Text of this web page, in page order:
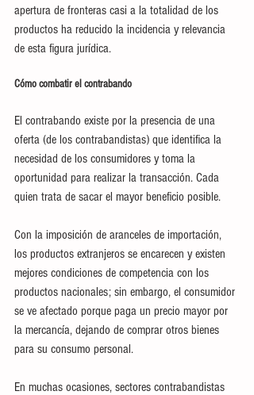
apertura de fronteras casi a la totalidad de los
productos ha reducido la incidencia y relevancia
de esta figura jurídica.
Cómo combatir el contrabando
El contrabando existe por la presencia de una
oferta (de los contrabandistas) que identifica la
necesidad de los consumidores y toma la
oportunidad para realizar la transacción. Cada
quien trata de sacar el mayor beneficio posible.
Con la imposición de aranceles de importación,
los productos extranjeros se encarecen y existen
mejores condiciones de competencia con los
productos nacionales; sin embargo, el consumidor
se ve afectado porque paga un precio mayor por
la mercancía, dejando de comprar otros bienes
para su consumo personal.
En muchas ocasiones, sectores contrabandistas